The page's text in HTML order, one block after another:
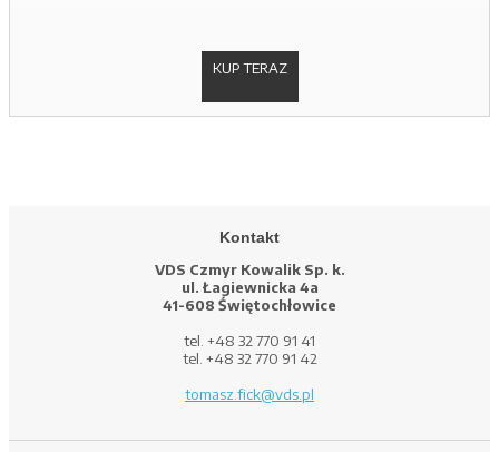
KUP TERAZ
Kontakt
VDS Czmyr Kowalik Sp. k.
ul. Łagiewnicka 4a
41-608 Świętochłowice
tel. +48 32 770 91 41
tel. +48 32 770 91 42
tomasz.fick@vds.pl